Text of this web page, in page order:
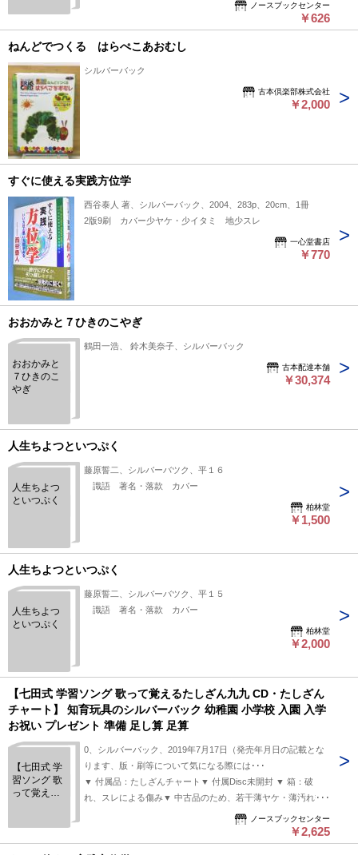
念『いろ』
(色) 23歳】
知育玩具の
ック 幼稚園
小学校 入園
入学 お祝い
プレゼント
準備
ノースブックセンター
￥626
ねんどでつくる はらぺこあおむし
シルバーバック
古本倶楽部株式会社
￥2,000
すぐに使える実践方位学
西谷泰人 著、シルバーバック、2004、283p、20cm、1冊
2版9刷 カバー少ヤケ・少イタミ 地少スレ
一心堂書店
￥770
おおかみと７ひきのこやぎ
おおかみと
７ひきのこ
やぎ
鶴田一浩、 鈴木美奈子、シルバーバック
古本配達本舗
￥30,374
人生ちよつといつぷく
人生ちよつ
といつぷく
藤原誓二、シルバーバツク、平１６
識語 著名・落款 カバー
柏林堂
￥1,500
人生ちよつといつぷく
人生ちよつ
といつぷく
藤原誓二、シルバーバツク、平１５
識語 著名・落款 カバー
柏林堂
￥2,000
【七田式 学習ソング 歌って覚えるたしざん九九 CD・たしざん
チャート】 知育玩具のシルバーバック 幼稚園 小学校 入園 入学
お祝い プレゼント 準備 足し算 足算
【七田式 学
習ソング 歌
って覚える
ざんチャー
ト】 知育玩
0、シルバーバック、2019年7月17日（発売年月日の記載とな
ります、版・刷等について気になる際には･･･
▼ 付属品：たしざんチャート▼ 付属Disc未開封 ▼ 箱：破
れ、スレによる傷み▼ 中古品のため、若干薄ヤケ・薄汚れ等
ノースブックセンター
￥2,625